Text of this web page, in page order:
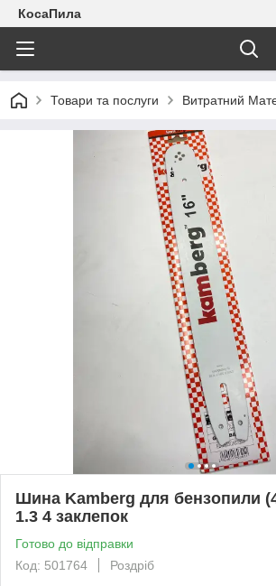
КосаПила
Товари та послуги Витратний
Шина Kamberg для бензопили
1.3 4 заклепок
Готово до відправки
Код: 501764
Роздріб